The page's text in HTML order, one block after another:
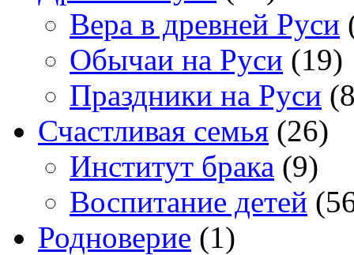
Вера в древней Руси
Обычаи на Руси (19)
Праздники на Руси
Счастливая семья (26)
Институт брака (9)
Воспитание детей
Родноверие (1)